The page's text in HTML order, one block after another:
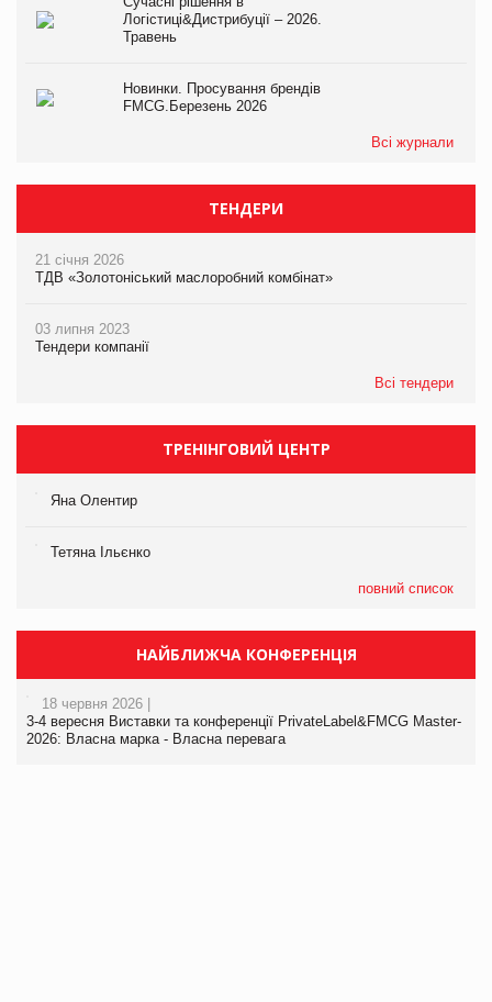
Логістиці&Дистрибуції – 2026.
Травень
Новинки. Просування брендів
FMCG.Березень 2026
Всі журнали
ТЕНДЕРИ
21 січня 2026
ТДВ «Золотоніський маслоробний комбінат»
03 липня 2023
Тендери компанії
Всі тендери
ТРЕНІНГОВИЙ ЦЕНТР
Яна Олентир
Тетяна Ільєнко
повний список
НАЙБЛИЖЧА КОНФЕРЕНЦІЯ
18 червня 2026 |
3-4 вересня Виставки та конференції PrivateLabel&FMCG Master-
2026: Власна марка - Власна перевага